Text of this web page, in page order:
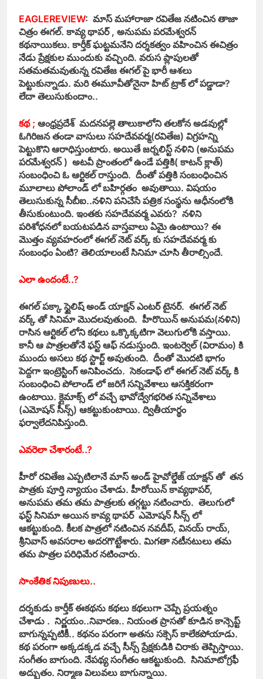
EAGLEREVIEW: మాస్ మహారాజా రవితేజ నటించిన తాజా
చిత్రం ఈగల్. కావ్య థాపర్ , అనుపమ పరమేశ్వరన్
కథనాయికలు. కార్తీక్ ఘట్టమనేని దర్శకత్వం వహించిన ఈచిత్రం
నేడు ప్రేక్షకుల ముందుకు వచ్చింది. వరుస ప్లాపులతో
సతమతమవుతున్న రవితేజ ఈగల్ పై భారీ ఆశలు
పెట్టుకున్నాడు. మరి ఈమూవీతోనైనా హిట్ ట్రాక్ లో పడ్డాడా?
లేదా తెలుసుకుందాం..
కథ ; ఆంధ్రప్రదేశ్ మదనపల్లె తాలుకాలోని తలకోన అడవుల్లో
ఓగిరిజన తండా వాసులు సహదేవవర్మ(రవితేజ) విగ్రహన్ని
పెట్టుకొని ఆరాధిస్తుంటారు. అయితే జర్నలిస్ట్ నళిని (అనుపమ
పరమేశ్వరన్ ) అటవీ ప్రాంతంలో ఉండే పత్తికి( కాటన్ క్లాత్)
సంబంధించి ఓ ఆర్టికల్ రాస్తుంది. దీంతో పత్తికి సంబంధించిన
మూలాలు పోలాండ్ లో బహిర్గతం అవుతాయి. విషయం
తెలుసుకున్న సీబీఐ..నళిని పనిచేసే పత్రిక సంస్థను ఆధీనంలోకి
తీసుకుంటుంది. ఇంతకు సహదేవవర్మ ఎవరు? నళిని
పరిశోధనలో బయటపడిన వాస్తవాలు ఏమై ఉంటాయి? ఈ
మొత్తం వ్యవహరంలో ఈగల్ నెట్ వర్క్ కు సహదేవవర్మ కు
సంబంధం ఏంటి? తెలియాలంటే సినిమా చూసి తీరాల్సిందే.
ఎలా ఉందంటే..?
ఈగల్ పక్కా స్టైలిష్ అండ్ యాక్షన్ ఎంటర్ టైనర్. ఈగల్ నెట్
వర్క్ తో సినిమా మొదలవుతుంది. హీరొయిన్ అనుపమ(నళిని)
రాసిన ఆర్టికల్ లోని కథలు ఒక్కొక్కటిగా వెలుగులోకి వస్తాయి.
కానీ ఆ పాత్రలతోనే ఫస్ట్ ఆఫ్ నడుస్తుంది. ఇంటర్వెల్ (విరామం) కి
ముందు అసలు కథ స్టార్ట్ అవుతుంది. దీంతో మొదటి భాగం
పెద్దగా ఇంట్రెస్టింగ్ అనిపించదు. సెకండాఫ్ లో ఈగల్ నెట్ వర్క్ కి
సంబంధించి పోలాండ్ లో జరిగే సన్నివేశాలు ఆసక్తికరంగా
ఉంటాయి. క్లైమాక్స్ లో వచ్చే భావోద్వేగభరిత సన్నివేశాలు
(ఎమోషన్ సీన్స్) ఆకట్టుకుంటాయి. ద్వితీయార్థం
ఫర్వాలేదనిపిస్తుంది.
ఎవరెలా చేశారంటే..?
హీరో రవితేజ ఎప్పటిలానే మాస్ అండ్ హైవోల్డేజ్ యాక్షన్ తో తన
పాత్రకు పూర్తి న్యాయం చేశాడు. హీరోయిన్ కావ్యథాపర్,
అనుపమ తమ తమ పాత్రలకు తగ్గట్టు నటించారు. తెలుగులో
ఫస్ట్ సినిమా అయిన కావ్య థాపర్ ఎమోషన్ సీన్స్ లో
ఆకట్టుకుంది. కీలక పాత్రలో నటించిన నవదీప్, వినయ్ రాయ్,
శ్రీనివాస్ అవసరాల అదరగొట్టేశారు. మిగతా నటీనటులు తమ
తమ పాత్రల పరిధిమేర నటించారు.
సాంకేతిక నిపుణులు..
దర్శకుడు కార్తీక్ ఈకథను కథలు కథలుగా చెప్పే ప్రయత్నం
చేశాడు . నిర్ణయం..నివారణ.. నియంత ప్రాసతో కూడిన కాన్సెప్ట్
బాగున్నప్పటికీ.. కథనం పరంగా అతను సక్సెస్ కాలేకపోయాడు.
కథ పరంగా అక్కడక్కడ వచ్చే సీన్స్ ప్రేక్షకుడికి చిరాకు తెప్పిస్తాయి.
సంగీతం బాగుంది. నేపథ్య సంగీతం ఆకట్టుకుంది. సినిమాటోగ్రఫీ
అద్భుతం. నిర్మాణ విలువలు బాగున్నాయి.